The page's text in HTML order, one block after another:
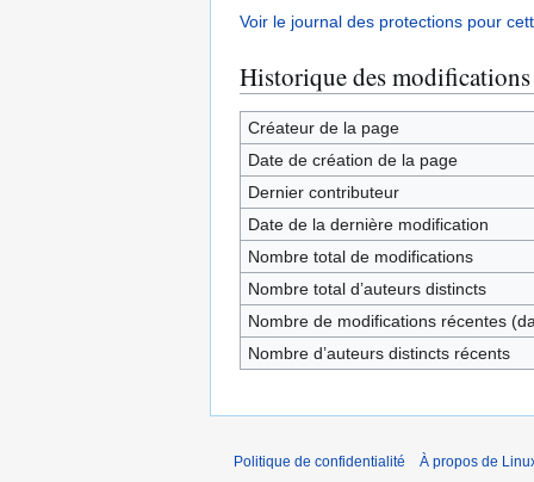
Voir le journal des protections pour
Historique des modifications
Créateur de la page
Date de création de la page
Dernier contributeur
Date de la dernière modification
Nombre total de modifications
Nombre total d’auteurs distincts
Nombre de modifications récentes
Nombre d’auteurs distincts récents
Politique de confidentialité À propos de